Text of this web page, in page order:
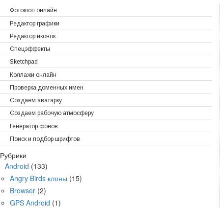
Фотошоп онлайн
Редактор графики
Редактор иконок
Спецэффекты
Sketchpad
Коллажи онлайн
Проверка доменных имен
Создаем аватарку
Создаем рабочую атмосферу
Генератор фонов
Поиск и подбор шрифтов
Рубрики
Android (133)
Angry Birds клоны (15)
Browser (2)
GPS Android (1)